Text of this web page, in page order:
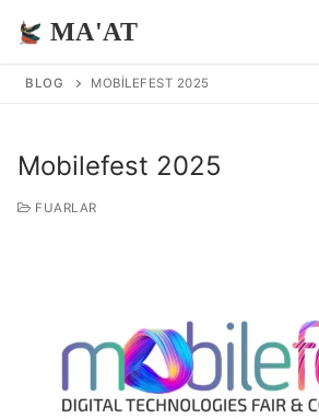
atla
MA'AT
BLOG MOBILEFEST 2025
Mobilefest 2025
FUARLAR